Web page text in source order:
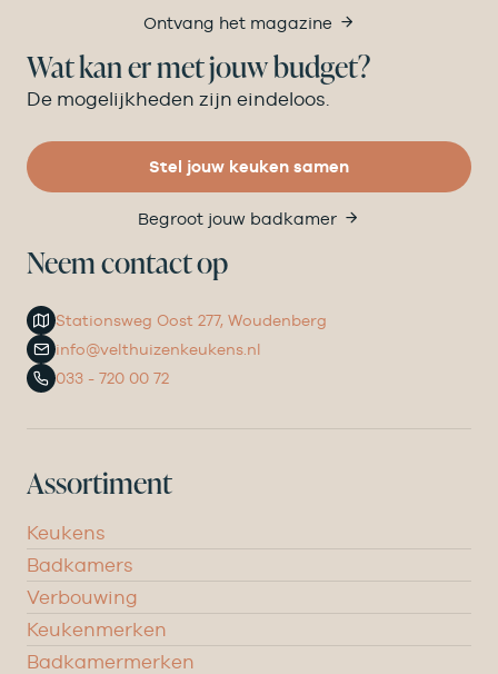
Ontvang het magazine
Wat kan er met jouw budget?
De mogelijkheden zijn eindeloos.
Stel jouw keuken samen
Begroot jouw badkamer
Neem contact op
Stationsweg Oost 277, Woudenberg
info@velthuizenkeukens.nl
033 - 720 00 72
Assortiment
Keukens
Badkamers
Verbouwing
Keukenmerken
Badkamermerken